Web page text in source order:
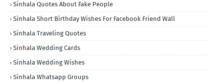
Sinhala Quotes About Fake People
Sinhala Short Birthday Wishes For Facebook Friend Wall
Sinhala Traveling Quotes
Sinhala Wedding Cards
Sinhala Wedding Wishes
Sinhala Whatsapp Groups